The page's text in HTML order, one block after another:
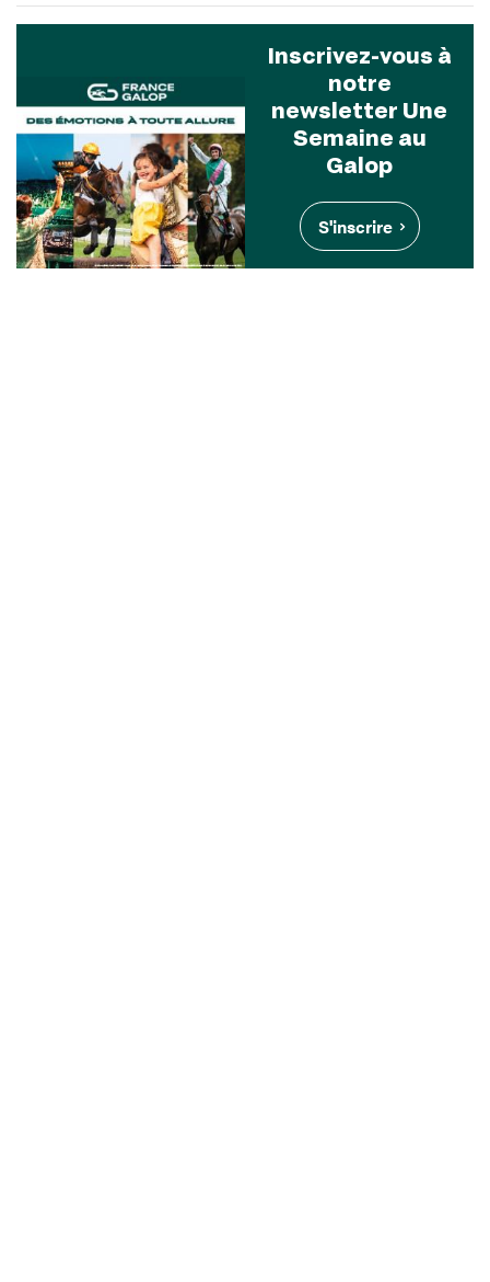
Inscrivez-vous à
notre
newsletter Une
Semaine au
Galop
S'inscrire